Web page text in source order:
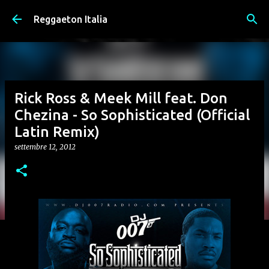
Passa ai contenuti principali
Reggaeton Italia
Rick Ross & Meek Mill feat. Don
Chezina - So Sophisticated (Official
Latin Remix)
settembre 12, 2012